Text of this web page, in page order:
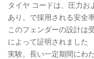
タイヤ コードは、圧力お
あり。で採用される安全
このフェンダーの設計は
によって証明されました
実験。長い一定期間にわ